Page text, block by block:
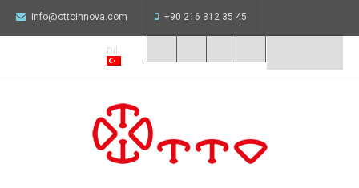
info@ottoinnova.com +90 216 312 35 45
Dil: